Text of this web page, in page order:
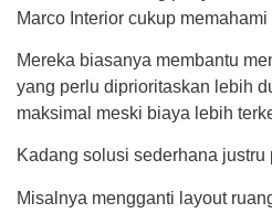
Marco Interior cukup
Mereka biasanya membantu
yang perlu diprioritaskan lebih
maksimal meski biaya lebih
Kadang solusi sederhana justru
Misalnya mengganti layout